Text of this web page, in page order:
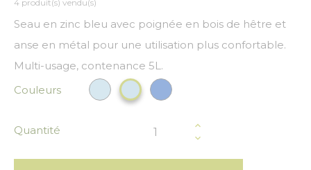
4 produit(s) vendu(s)
Seau en zinc bleu avec poignée en bois de hêtre et
anse en métal pour une utilisation plus confortable.
Multi-usage, contenance 5L.
Couleurs
Bleu clairBleu cielBleu foncé
Quantité